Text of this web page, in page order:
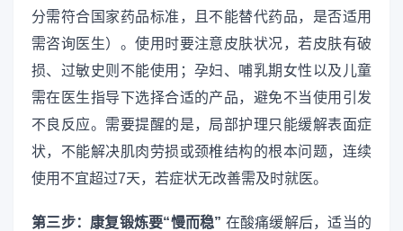
分需符合国家药品标准，且不能替代药品，是否适用
需咨询医生）。使用时要注意皮肤状况，若皮肤有破
损、过敏史则不能使用；孕妇、哺乳期女性以及儿童
需在医生指导下选择合适的产品，避免不当使用引发
不良反应。需要提醒的是，局部护理只能缓解表面症
状，不能解决肌肉劳损或颈椎结构的根本问题，连续
使用不宜超过7天，若症状无改善需及时就医。
第三步：康复锻炼要“慢而稳” 在酸痛缓解后，适当的